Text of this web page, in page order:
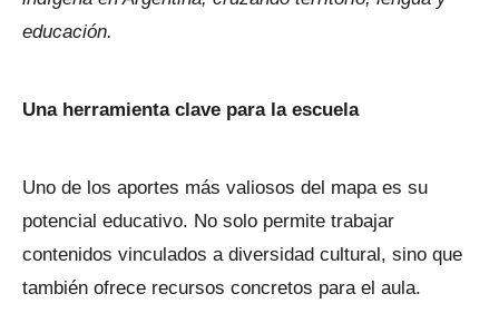
educación.
Una herramienta clave para la escuela
Uno de los aportes más valiosos del mapa es su
potencial educativo. No solo permite trabajar
contenidos vinculados a diversidad cultural, sino que
también ofrece recursos concretos para el aula.